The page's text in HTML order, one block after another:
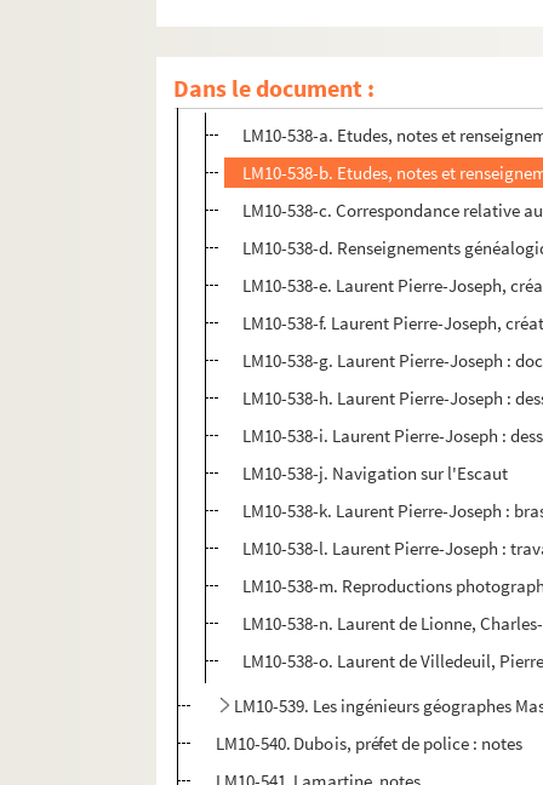
Dans le document :
LM10-537. Joseph Paris de Lépinard :
LM10-538. Les Laurent, ingénieurs
LM10-538-a. Etudes, notes et
LM10-538-b. Etudes, notes et
LM10-538-c. Correspondance relative
LM10-538-d. Renseignements
LM10-538-e. Laurent Pierre-Joseph,
LM10-538-f. Laurent Pierre-Joseph,
LM10-538-g. Laurent Pierre-Joseph :
LM10-538-h. Laurent Pierre-Joseph :
LM10-538-i. Laurent Pierre-Joseph :
LM10-538-j. Navigation sur l'Escaut
LM10-538-k. Laurent Pierre-Joseph :
LM10-538-l. Laurent Pierre-Joseph :
LM10-538-m. Reproductions
LM10-538-n. Laurent de Lionne,
LM10-538-o. Laurent de Villedeuil,
LM10-539. Les ingénieurs géographes
LM10-540. Dubois, préfet de police : notes